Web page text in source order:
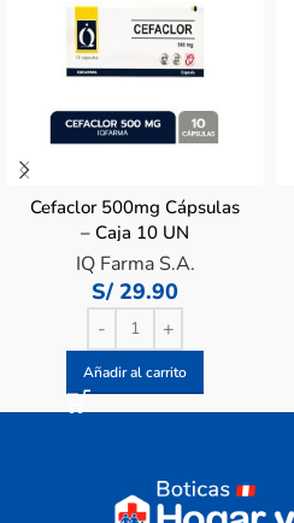
Cefaclor 500mg Cápsulas
– Caja 10 UN
IQ Farma S.A.
S/ 29.90
Añadir al carrito